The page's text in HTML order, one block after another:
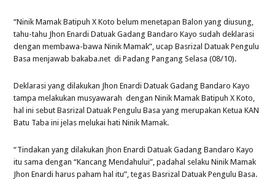
“Ninik Mamak Batipuh X Koto belum menetapan Balon yang diusung,
tahu-tahu Jhon Enardi Datuak Gadang Bandaro Kayo sudah deklarasi
dengan membawa-bawa Ninik Mamak”, ucap Basrizal Datuak Pengulu
Basa menjawab bakaba.net di Padang Pangang Selasa (08/10).
Deklarasi yang dilakukan Jhon Enardi Datuak Gadang Bandaro Kayo
tampa melakukan musyawarah dengan Ninik Mamak Batipuh X Koto,
hal ini sebut Basrizal Datuak Pengulu Basa yang merupakan Ketua KAN
Batu Taba ini jelas melukai hati Ninik Mamak.
“Tindakan yang dilakukan Jhon Enardi Datuak Gadang Bandaro Kayo
itu sama dengan “Kancang Mendahului”, padahal selaku Ninik Mamak
Jhon Enardi harus paham hal itu”, tegas Basrizal Datuak Pengulu Basa.